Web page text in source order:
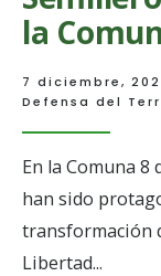
la
7 diciembre,
Defensa del
En la Comuna 8
han sido
transformación
Libertad...